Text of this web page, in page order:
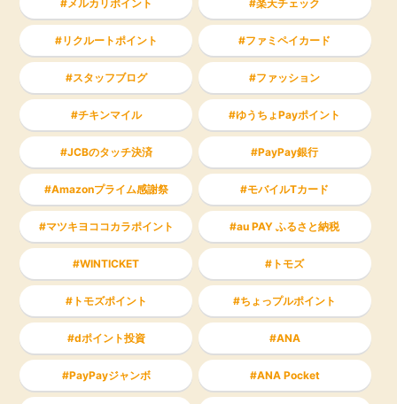
メルカリポイント 楽天チェック
リクルートポイント ファミペイカード
スタッフブログ ファッション
チキンマイル ゆうちょPayポイント
JCBのタッチ決済 PayPay銀行
Amazonプライム感謝祭 モバイルTカード
マツキヨココカラポイント au PAY ふるさと納税
WINTICKET トモズ
トモズポイント ちょっプルポイント
dポイント投資 ANA
PayPayジャンボ ANA Pocket